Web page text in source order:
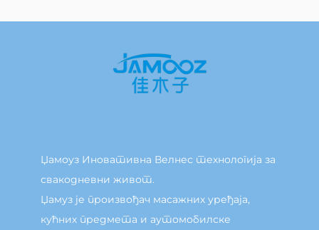
Џамоуз Иновативна Велнес технологија за
свакодневни живот.
Џамуз је произвођач масажних уређаја,
кућних предмета и аутомобилске